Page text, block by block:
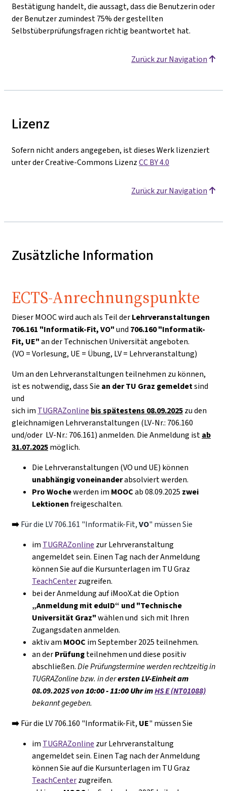
Bestätigung handelt, die aussagt, dass die Benutzerin oder
der Benutzer zumindest 75% der gestellten
Selbstüberprüfungsfragen richtig beantwortet hat.
Zurück zur Navigation
Lizenz
Sofern nicht anders angegeben, ist dieses Werk lizenziert
unter der Creative-Commons LizenzCC BY 4.0
Zurück zur Navigation
Zusätzliche Information
ECTS-Anrechnungspunkte
Dieser MOOC wird auch als Teil derLehrveranstaltungen
706.161 "Informatik-Fit, VO"und 706.160 "Informatik-
Fit, UE"an der Technischen Universität angeboten.
(VO = Vorlesung, UE = Übung, LV = Lehrveranstaltung)
Um an den Lehrveranstaltungen teilnehmen zu können,
ist es notwendig, dass Sie an der TU Graz gemeldetsind
und
sich im TUGRAZonline bis spätestens 08.09.2025zu den
gleichnamigen Lehrveranstaltungen (LV-Nr.: 706.160
und/oder LV-Nr.: 706.161) anmelden. Die Anmeldung istab
31.07.2025möglich.
Die Lehrveranstaltungen (VO und UE) können
unabhängig voneinanderabsolviert werden.
Pro Wochewerden im MOOCab 08.09.2025 zwei
Lektionenfreigeschalten.
➡️Für die LV 706.161 "Informatik-Fit,VO" müssen Sie
im TUGRAZonline zur Lehrveranstaltung
angemeldet sein. Einen Tag nach der Anmeldung
können Sie auf die Kursunterlagen im TUGraz
TeachCenterzugreifen.
bei der Anmeldung auf iMooX.at die Option
„Anmeldung mit eduID“ und "Technische
Universität Graz"wählen und sich mit Ihren
Zugangsdaten anmelden.
aktiv am MOOC im September 2025 teilnehmen.
an derPrüfungteilnehmen und diese positiv
abschließen.Die Prüfungstermine werden rechtzeitig in
TUGRAZonline bzw. in derersten LV-Einheit am
08.09.2025 von10:00 - 11:00 UhrimHS E (NT01088)
bekannt gegeben.
➡️Für die LV 706.160 "Informatik-Fit, UE" müssen Sie
im TUGRAZonline zur Lehrveranstaltung
angemeldet sein. Einen Tag nach der Anmeldung
können Sie auf die Kursunterlagen im TUGraz
TeachCenterzugreifen.